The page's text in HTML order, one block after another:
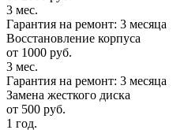
3 мес.
Гарантия на ремонт: 3 месяца
Восстановление корпуса
от 1000 руб.
3 мес.
Гарантия на ремонт: 3 месяца
Замена жесткого диска
от 500 руб.
1 год.